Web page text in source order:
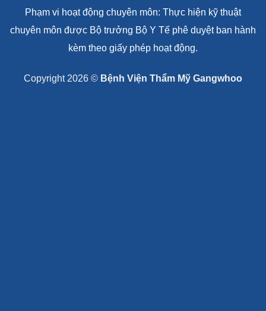
Phạm vi hoạt động chuyên môn: Thực hiện kỹ thuật
chuyên môn được Bộ trưởng Bộ Y Tế phê duyệt ban hành
kèm theo giấy phép hoạt động.
Copyright 2026 © Bệnh Viện Thẩm Mỹ Gangwhoo